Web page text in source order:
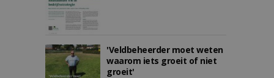
'Veldbeheerder moet weten
waarom iets groeit of niet
groeit'